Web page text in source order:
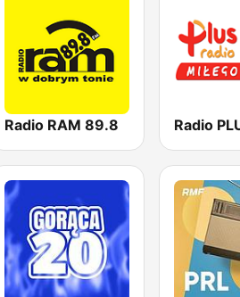
Radio RAM 89.8